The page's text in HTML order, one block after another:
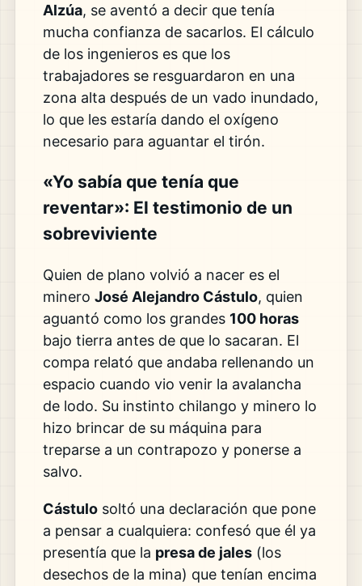
Alzúa, se aventó a decir que tenía
mucha confianza de sacarlos. El cálculo
de los ingenieros es que los
trabajadores se resguardaron en una
zona alta después de un vado inundado,
lo que les estaría dando el oxígeno
necesario para aguantar el tirón.
«Yo sabía que tenía que
reventar»: El testimonio de un
sobreviviente
Quien de plano volvió a nacer es el
minero José Alejandro Cástulo, quien
aguantó como los grandes 100 horas
bajo tierra antes de que lo sacaran. El
compa relató que andaba rellenando un
espacio cuando vio venir la avalancha
de lodo. Su instinto chilango y minero lo
hizo brincar de su máquina para
treparse a un contrapozo y ponerse a
salvo.
Cástulosoltó una declaración que pone
a pensar a cualquiera: confesó que él ya
presentía que la presa de jales(los
desechos de la mina) que tenían encima